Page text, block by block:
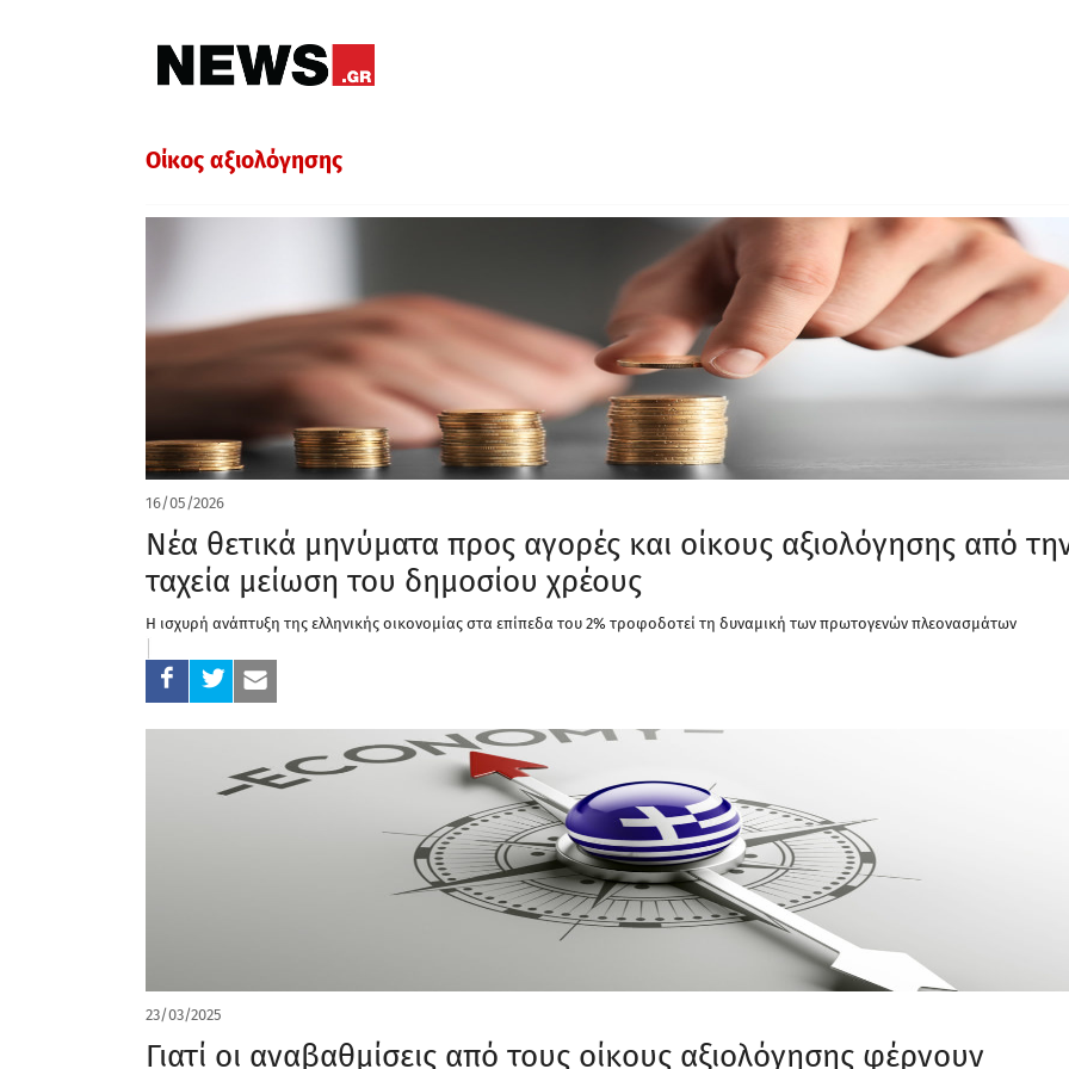
Οίκος αξιολόγησης
16/05/2026
Νέα θετικά μηνύματα προς αγορές και οίκους αξιολόγησης από
ταχεία μείωση του δημοσίου χρέους
Η ισχυρή ανάπτυξη της ελληνικής οικονομίας στα επίπεδα του 2% τροφοδοτεί τη δυναμική των πρωτογενών πλεονασμάτων
23/03/2025
Γιατί οι αναβαθμίσεις από τους οίκους αξιολόγησης φέρνουν